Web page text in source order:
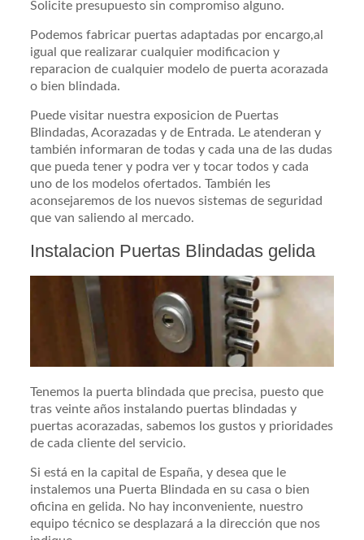
Solicite presupuesto sin compromiso alguno.
Podemos fabricar puertas adaptadas por encargo,al
igual que realizarar cualquier modificacion y
reparacion de cualquier modelo de puerta acorazada
o bien blindada.
Puede visitar nuestra exposicion de Puertas
Blindadas, Acorazadas y de Entrada. Le atenderan y
también informaran de todas y cada una de las dudas
que pueda tener y podra ver y tocar todos y cada
uno de los modelos ofertados. También les
aconsejaremos de los nuevos sistemas de seguridad
que van saliendo al mercado.
Instalacion Puertas Blindadas gelida
Tenemos la puerta blindada que precisa, puesto que
tras veinte años instalando puertas blindadas y
puertas acorazadas, sabemos los gustos y prioridades
de cada cliente del servicio.
Si está en la capital de España, y desea que le
instalemos una Puerta Blindada en su casa o bien
oficina en gelida. No hay inconveniente, nuestro
equipo técnico se desplazará a la dirección que nos